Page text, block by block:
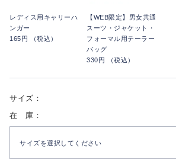
レディス用キャリーハ
ンガー
165円 （税込）
【WEB限定】男女共通
スーツ・ジャケット・
フォーマル用テーラー
バッグ
330円 （税込）
サイズ：
在 庫：
サイズを選択してください